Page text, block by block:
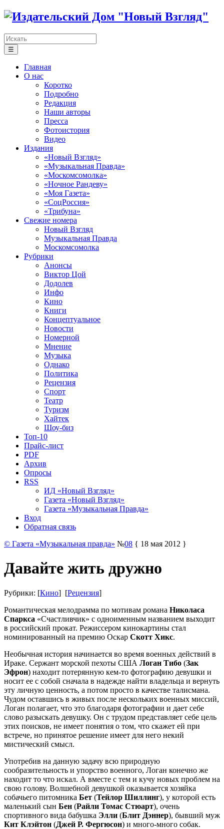
☰
Главная
О нас
Коротко
Подробно
Редакция
Наши авторы
Пресса
Фотоистория
Видео
Издания
«Новый Взгляд»
«Музыкальная Правда»
«Москомсомолка»
«Ночное Рандеву»
«Моя Газета»
«СоцРоссия»
«Трибуна»
Свежие номера
Новый Взгляд
Музыкальная Правда
Москомсомолка
Рубрики
Анонсы
Виктор Цой
Додолев
Инфо
Кино
Книги
Концептуальное
Новости
Номерной
Мнение
Музыка
Однако
Политика
Рецензия
Спорт
Театр
Туризм
Хайтек
Шоу-биз
Топ-10
Прайс-лист
PDF
Архив
Опросы
RSS
ИД «Новый Взгляд»
Газета «Новый Взгляд»
Газета «Музыкальная Правда»
Вход
Обратная связь
© Газета «Музыкальная правда» №08 { 18 мая 2012 }
Давайте жить дружно
Рубрики: [Кино] [Рецензия]
Романтическая мелодрамма по мотивам романа Николаса
Спаркса «Счастливчик» с одноименным названием выходит
в российский прокат. Режиссером кинокартины стал
номинированный на премию Оскар Скотт Хикс.
Необычная история начинается во время военных действий в
Ираке. Сержант морской пехоты США Логан Тибо (Зак
Эфрон) находит потерянную кем-то фотографию девушки и
носит ее c собой сначала в надежде найти владельца и вернуть
эту личную ценность, а потом просто в качестве талисмана.
Чудом оставшись в живых после нескольких военных миссий,
Логан полагает, что это благодаря фотографии и дает себе
слово разыскать девушку. Он с трудом представляет себе цель
этих поисков, не имеет понятия о том, что скажет ей при
встрече, но принятое решение имеет для него некий
мистический смысл.
Употребив на данную задачу всю природную
сообразительность и упорство военного, Логан конечно же
находит то что искал. А вместе с тем и кучу новых проблем на
свою голову. Волшебной девушкой оказывается хозяйка
собачьего питомника Бет (Тейлор Шиллинг), у которой есть
маленький сын Бен (Райли Томас Стюарт), очень
спортивного вида бабушка Элли (Блит Дэннер), бывший муж
Кит Клэйтон (Джей Р. Фергюсон) и много-много собак.